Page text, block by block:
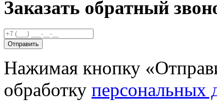
Заказать обратный
Нажимая кнопку
обработку персональных